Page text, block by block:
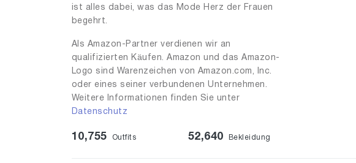
ist alles dabei, was das Mode Herz der Frauen
begehrt.
Als Amazon-Partner verdienen wir an
qualifizierten Käufen. Amazon und das Amazon-
Logo sind Warenzeichen von Amazon.com, Inc.
oder eines seiner verbundenen Unternehmen.
Weitere Informationen finden Sie unter
Datenschutz
10,755 Outfits 52,640 Bekleidung